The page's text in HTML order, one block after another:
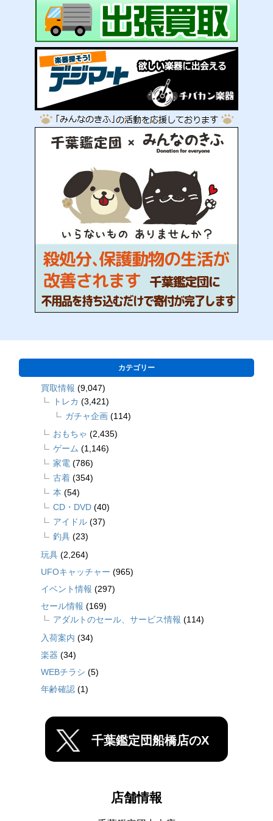
カテゴリー
買取情報 (9,047)
トレカ (3,421)
ガチャ企画 (114)
おもちゃ (2,435)
ゲーム (1,146)
家電 (786)
古着 (354)
本 (54)
CD・DVD (40)
アイドル (37)
釣具 (23)
玩具 (2,264)
UFOキャッチャー (965)
イベント情報 (297)
セール情報 (169)
アダルトのセール、サービス情報 (114)
入荷案内 (34)
楽器 (34)
WEBチラシ (5)
年齢確認 (1)
千葉鑑定団船橋店のX
店舗情報